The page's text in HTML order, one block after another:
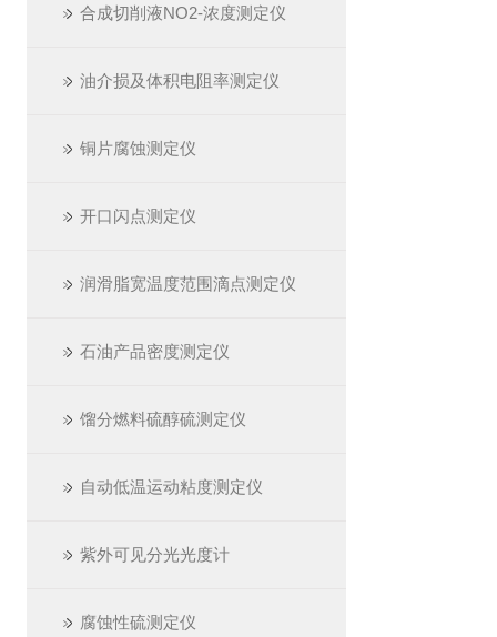
合成切削液NO2-浓度测定仪
油介损及体积电阻率测定仪
铜片腐蚀测定仪
开口闪点测定仪
润滑脂宽温度范围滴点测定仪
石油产品密度测定仪
馏分燃料硫醇硫测定仪
自动低温运动粘度测定仪
紫外可见分光光度计
腐蚀性硫测定仪